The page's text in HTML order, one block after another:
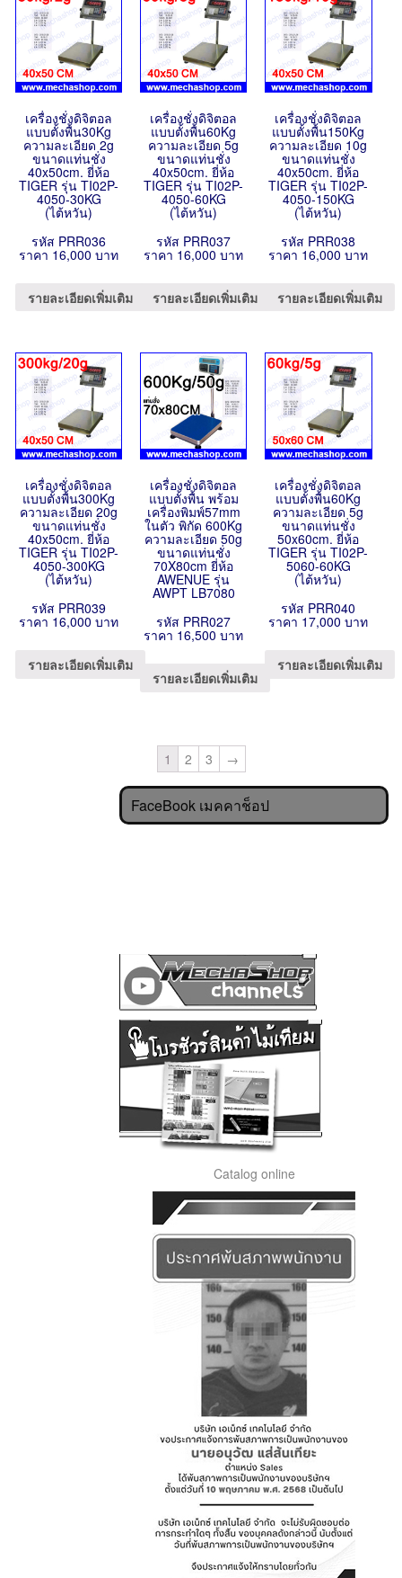
เครื่องชั่งดิจิตอล
แบบตั้งพื้น30Kg
ความละเอียด 2g
ขนาดแท่นชั่ง
40x50cm. ยี่ห้อ
TIGER รุ่น TI02P-
4050-30KG
(ไต้หวัน)
รหัส PRR036
ราคา 16,000 บาท
รายละเอียดเพิ่มเติม
เครื่องชั่งดิจิตอล
แบบตั้งพื้น60Kg
ความละเอียด 5g
ขนาดแท่นชั่ง
40x50cm. ยี่ห้อ
TIGER รุ่น TI02P-
4050-60KG
(ไต้หวัน)
รหัส PRR037
ราคา 16,000 บาท
รายละเอียดเพิ่มเติม
เครื่องชั่งดิจิตอล
แบบตั้งพื้น150Kg
ความละเอียด 10g
ขนาดแท่นชั่ง
40x50cm. ยี่ห้อ
TIGER รุ่น TI02P-
4050-150KG
(ไต้หวัน)
รหัส PRR038
ราคา 16,000 บาท
รายละเอียดเพิ่มเติม
เครื่องชั่งดิจิตอล
แบบตั้งพื้น300Kg
ความละเอียด 20g
ขนาดแท่นชั่ง
40x50cm. ยี่ห้อ
TIGER รุ่น TI02P-
4050-300KG
(ไต้หวัน)
รหัส PRR039
ราคา 16,000 บาท
รายละเอียดเพิ่มเติม
เครื่องชั่งดิจิตอล
แบบตั้งพื้น พร้อม
เครื่องพิมพ์57mm
ในตัว พิกัด 600Kg
ความละเอียด 50g
ขนาดแท่นชั่ง
70X80cm ยี่ห้อ
AWENUE รุ่น
AWPT LB7080
รหัส PRR027
ราคา 16,500 บาท
รายละเอียดเพิ่มเติม
เครื่องชั่งดิจิตอล
แบบตั้งพื้น60Kg
ความละเอียด 5g
ขนาดแท่นชั่ง
50x60cm. ยี่ห้อ
TIGER รุ่น TI02P-
5060-60KG
(ไต้หวัน)
รหัส PRR040
ราคา 17,000 บาท
รายละเอียดเพิ่มเติม
1 2 3 →
FaceBook เมคคาช็อป
Catalog online